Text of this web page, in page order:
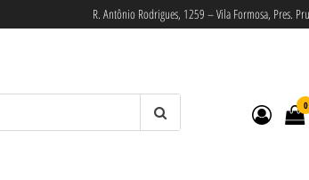
R. Antônio Rodrigues, 1259 – Vila Formosa, Pres.
0